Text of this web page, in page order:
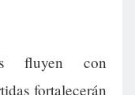
fluyen con
fortalecerán